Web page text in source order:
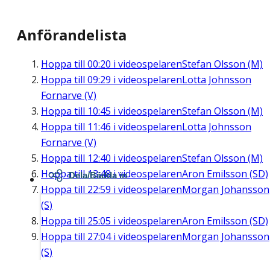
Anförandelista
Hoppa till 00:20 i videospelarenStefan Olsson (M)
Hoppa till 09:29 i videospelarenLotta Johnsson
Fornarve (V)
Hoppa till 10:45 i videospelarenStefan Olsson (M)
Hoppa till 11:46 i videospelarenLotta Johnsson
Fornarve (V)
Hoppa till 12:40 i videospelarenStefan Olsson (M)
Hoppa till13:48i videospelarenAron Emilsson (SD)
Hoppa till 22:59 i videospelarenMorgan Johansson
(S)
Hoppa till 25:05 i videospelarenAron Emilsson (SD)
Hoppa till 27:04i videospelarenMorgan Johansson
(S)
Dela/Bädda in